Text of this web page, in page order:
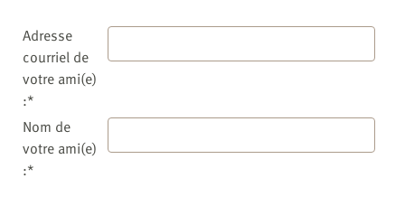
Adresse
courriel de
votre ami(e)
:*
Nom de
votre ami(e)
:*